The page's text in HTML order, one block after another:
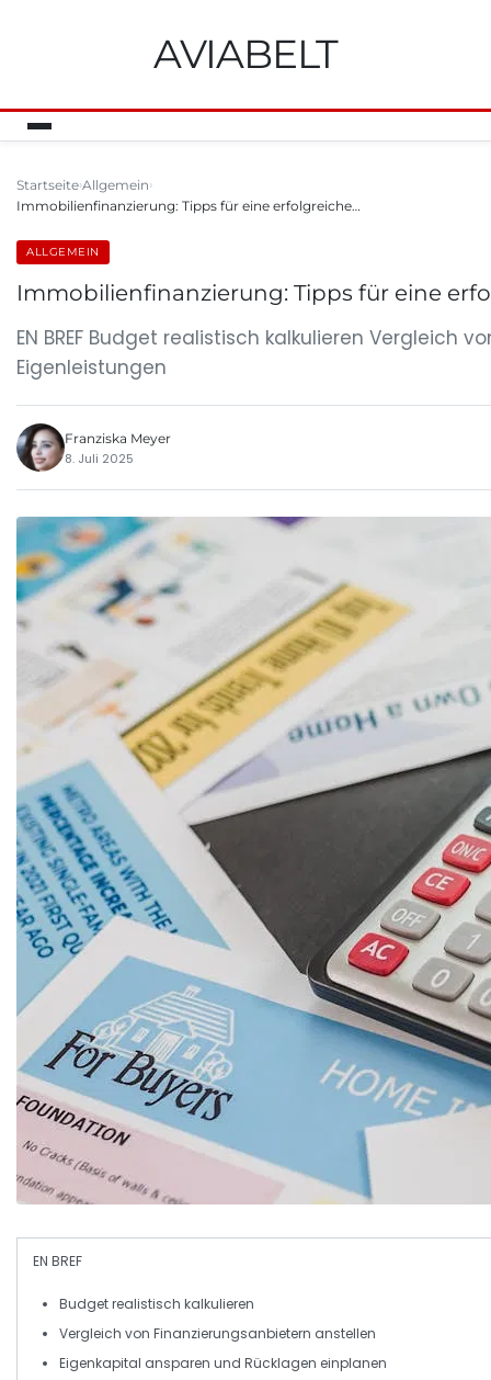
AVIABELT
Startseite Allgemein
Immobilienfinanzierung: Tipps für eine erfolgreiche…
ALLGEMEIN
Immobilienfinanzierung: Tipps für eine
EN BREF Budget realistisch kalkulieren
Eigenleistungen
Franziska Meyer
8. Juli 2025
EN BREF
Budgetrealistisch kalkulieren
Vergleich von Finanzierungsanbietern anstellen
Eigenkapital ansparen und Rücklagen einplanen